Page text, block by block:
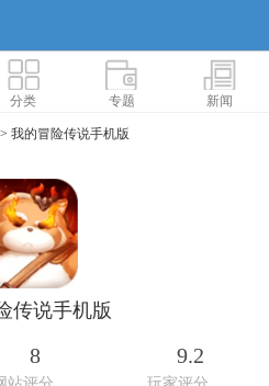
分类 专题 新闻
> 我的冒险传说手机版
传说手机版
8 9.2